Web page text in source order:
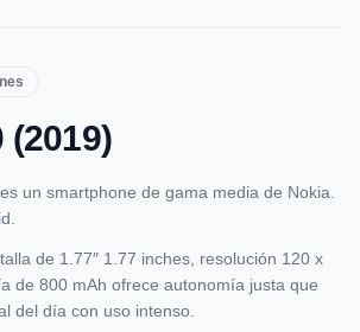
(2019)
un smartphone de gama media de Nokia.
de 1.77″ 1.77 inches, resolución 120 x
de 800 mAh ofrece autonomía justa que
del día con uso intenso.